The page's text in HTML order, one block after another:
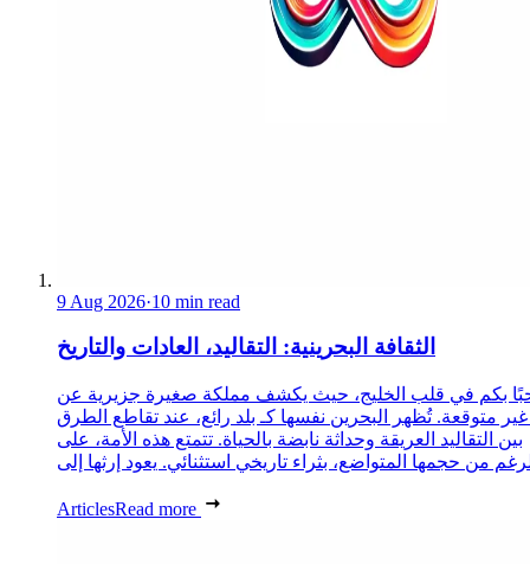
9 Aug 2026·10 min read
الثقافة البحرينية: التقاليد، العادات والتاريخ
بكم في قلب الخليج، حيث يكشف مملكة صغيرة جزيرية عن
متوقعة. تُظهر البحرين نفسها كـ بلد رائع، عند تقاطع الطرق
بين التقاليد العريقة وحداثة نابضة بالحياة. تتمتع هذه الأمة، على
ArticlesRead more